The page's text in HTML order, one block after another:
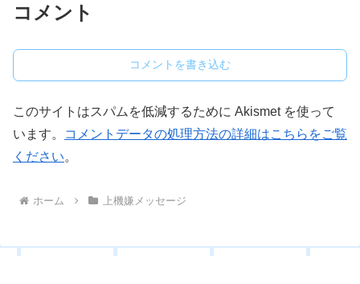
コメント
コメントを書き込む
このサイトはスパムを低減するために Akismet を使って
います。
コメントデータの処理方法の詳細はこちらをご覧
ください。
ホーム 上機嫌メッセージ